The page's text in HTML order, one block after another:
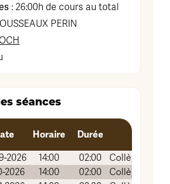
: 26:00h de cours au total
PERIN
séances
Horaire
Durée
2026 14:00 02:00
Collège
2026 14:00 02:00
Collège